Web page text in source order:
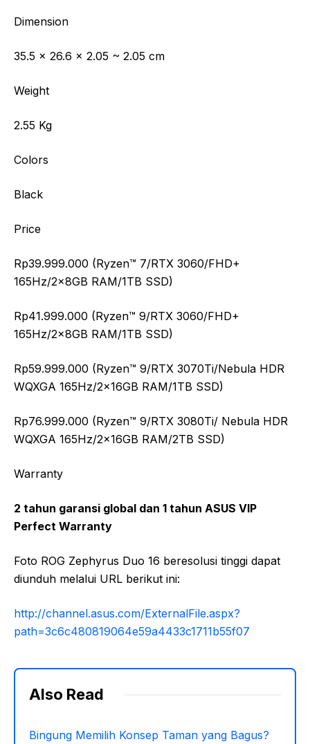
Dimension
35.5 x 26.6 x 2.05 ~ 2.05 cm
Weight
2.55 Kg
Colors
Black
Price
Rp39.999.000 (Ryzen™ 7/RTX 3060/FHD+
165Hz/2x8GB RAM/1TB SSD)
Rp41.999.000 (Ryzen™ 9/RTX 3060/FHD+
165Hz/2x8GB RAM/1TB SSD)
Rp59.999.000 (Ryzen™ 9/RTX 3070Ti/Nebula HDR
WQXGA 165Hz/2x16GB RAM/1TB SSD)
Rp76.999.000 (Ryzen™ 9/RTX 3080Ti/ Nebula HDR
WQXGA 165Hz/2x16GB RAM/2TB SSD)
Warranty
2 tahun garansi global dan 1 tahun ASUS VIP
Perfect Warranty
Foto ROG Zephyrus Duo 16 beresolusi tinggi dapat
diunduh melalui URL berikut ini:
http://channel.asus.com/ExternalFile.aspx?
path=3c6c480819064e59a4433c1711b55f07
Also Read
Bingung Memilih Konsep Taman yang Bagus?